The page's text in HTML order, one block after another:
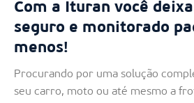
Com a Ituran você
seguro e monitorado
menos!
Procurando por uma solução
seu carro, moto ou até mesmo a